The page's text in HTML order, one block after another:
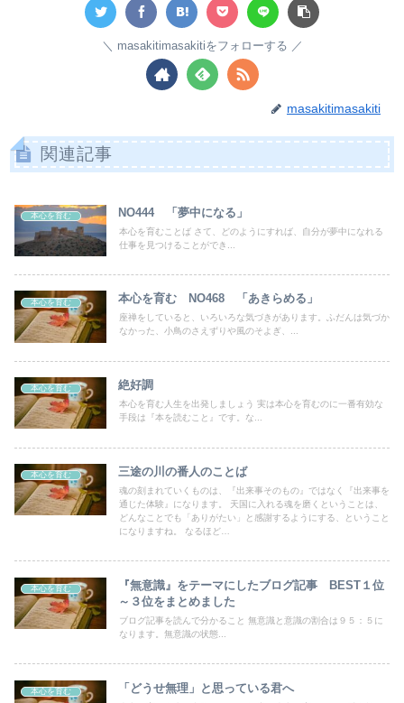
masakitimasakitiをフォローする
masakitimasakiti
関連記事
本心を育む NO444 「夢中になる」
本心を育むことば さて、どのようにすれば、自分が夢中になれる
仕事を見つけることができ...
本心を育む 本心を育む NO468 「あきらめる」
座禅をしていると、いろいろな気づきがあります。ふだんは気づか
なかった、小鳥のさえずりや風のそよぎ、...
本心を育む 絶好調
本心を育む人生を出発しましょう 実は本心を育むのに一番有効な
手段は『本を読むこと』です。な...
本心を育む 三途の川の番人のことば
魂の刻まれていくものは、『出来事そのもの』ではなく『出来事を
通じた体験』になります。 天国に入れる魂を磨くということは、
どんなことでも「ありがたい」と感謝するようにする、ということ
になりますね。 なるほど…
本心を育む
『無意識』をテーマにしたブログ記事 BEST１位
～３位をまとめました
ブログ記事を読んで分かること 無意識と意識の割合は９５：５に
なります。無意識の状態...
本心を育む 「どうせ無理」と思っている君へ